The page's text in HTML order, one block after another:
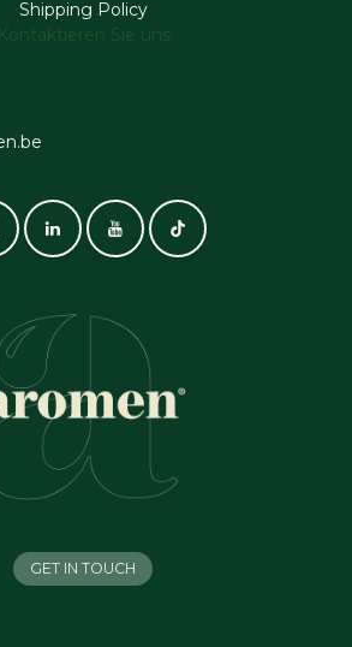
Shipping Policy
Kontaktieren Sie uns
GET IN TOUCH